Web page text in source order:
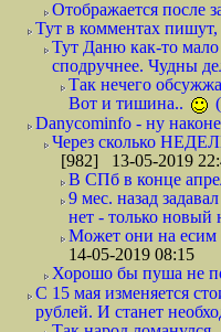
Отображается после
Тут в комментах
Тут Даню как-то
сподручнее. Чудны
Так нечего
Вот и тишина..
Danycominfo - ну
Через сколько
[982] 13-05-2019
В СПб в конце
9 мес. назад
нет - только новый
Может они на есим
14-05-2019 08:15
Хорошо бы пуша не
С 15 мая изменяется
рублей. И станет